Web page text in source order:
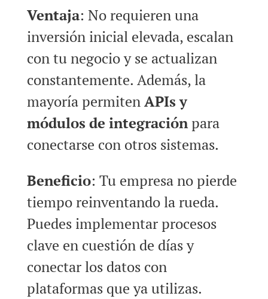
Ventaja: No requieren una
inversión inicial elevada, escalan
con tu negocio y se actualizan
constantemente. Además, la
mayoría permitenAPIs y
módulos de integraciónpara
conectarse con otros sistemas.
Beneficio: Tu empresa no pierde
tiempo reinventando la rueda.
Puedes implementar procesos
clave en cuestión de días y
conectar los datos con
plataformas que ya utilizas.